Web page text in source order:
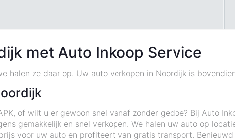
met Auto Inkoop Service
halen ze daar op. Uw auto verkopen in Noordijk is
of wilt u er gewoon snel vanaf zonder gedoe? Bij Auto
gemakkelijk en snel verkopen. We halen uw auto op
voor uw auto en profiteert van gratis transport.